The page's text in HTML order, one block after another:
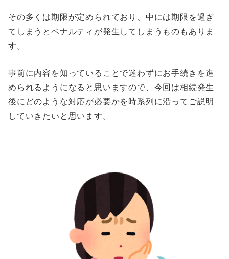
その多くは期限が定められており、中には期限を過ぎ
てしまうとペナルティが発生してしまうものもありま
す。
事前に内容を知っていることで迷わずにお手続きを進
められるようになると思いますので、今回は相続発生
後にどのような対応が必要かを時系列に沿ってご説明
していきたいと思います。